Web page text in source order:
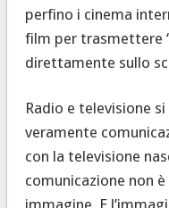
perfino i cinema
film per trasmettere
direttamente sullo
Radio e televisione
veramente
con la televisione
comunicazione non
immagine. E